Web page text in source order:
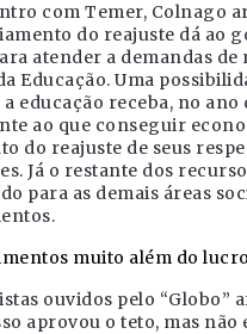
com Temer, Colnago
do reajuste dá ao
atender a demandas
Educação. Uma
educação receba, no ano
ao que conseguir
do reajuste de seus
Já o restante dos
para as demais áreas
muito além do lucro
ouvidos pelo “Globo”
aprovou o teto, mas não